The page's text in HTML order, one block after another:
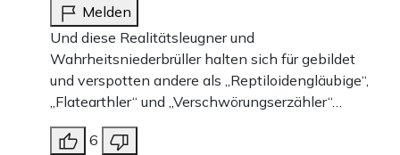
Melden
Und diese Realitätsleugner und
Wahrheitsniederbrüller halten sich für gebildet
und verspotten andere als „Reptiloidengläubige“,
„Flatearthler“ und „Verschwörungserzähler“…
6